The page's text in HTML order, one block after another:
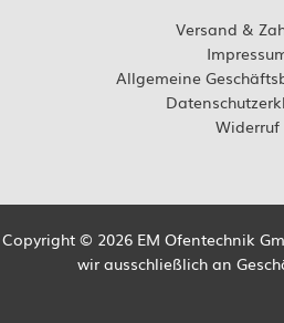
Versand &
Allgemeine
Widerruf
Copyright © 2026 EM Ofentechnik
wir ausschließlich an